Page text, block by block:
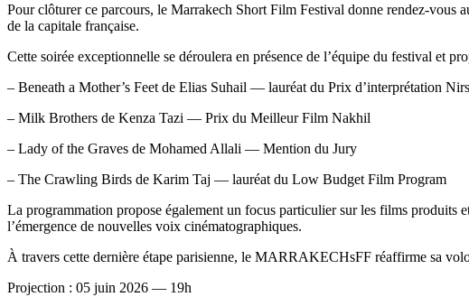
Pour clôturer ce parcours, le Marrakech Short Film Festival donne rendez-vous
de la capitale française.
Cette soirée exceptionnelle se déroulera en présence de l’équipe du festival et
– Beneath a Mother’s Feet de Elias Suhail — lauréat du Prix d’interprétation
– Milk Brothers de Kenza Tazi — Prix du Meilleur Film Nakhil
– Lady of the Graves de Mohamed Allali — Mention du Jury
– The Crawling Birds de Karim Taj — lauréat du Low Budget Film Program
La programmation propose également un focus particulier sur les films produits
l’émergence de nouvelles voix cinématographiques.
À travers cette dernière étape parisienne, le MARRAKECHsFF réaffirme sa
Projection : 05 juin 2026 — 19h